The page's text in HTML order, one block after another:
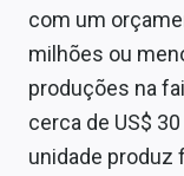
com um
milhões ou
produções na
cerca de US$
unidade produz